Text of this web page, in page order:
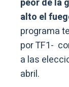
peor de la
alto el
programa
por TF1-
a las
abril.